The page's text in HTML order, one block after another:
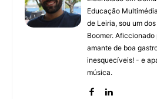
Educação
de Leiria, sou um
Boomer.
amante de boa
inesquecíveis! - e
música.